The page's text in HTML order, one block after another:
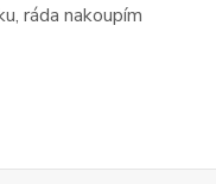
ráda nakoupím